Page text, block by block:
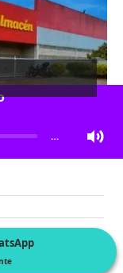
…